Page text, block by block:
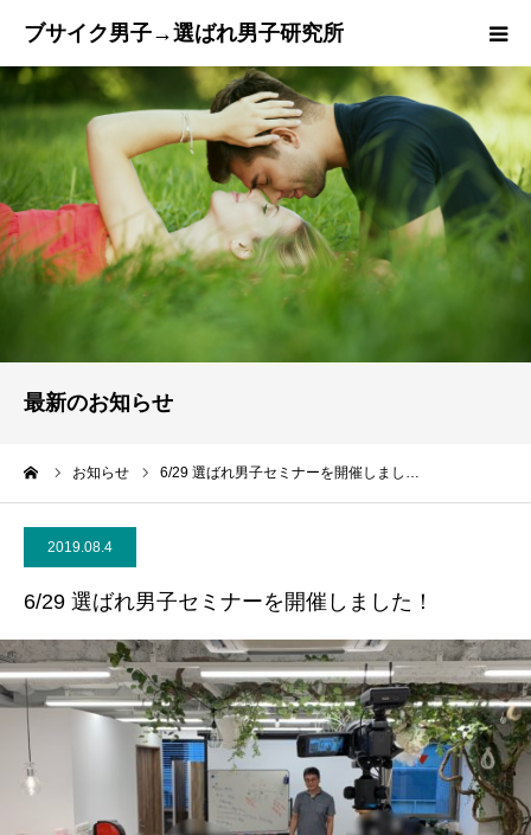
最新のお知らせ
お知らせ 6/29 選ばれ男子セミナーを開催しまし…
2019.08.4
6/29 選ばれ男子セミナーを開催しました！
トップページ
『ブサ選研』とは？
ご成婚までの流れ
カウンセラー紹介